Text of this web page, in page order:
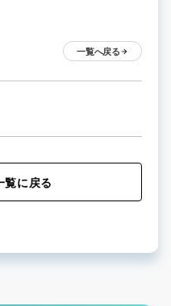
一覧へ戻る arrow_forward
覧に戻る